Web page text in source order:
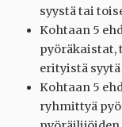
syystä tai
Kohtaan 5
pyöräkaistat,
erityistä
Kohtaan 5
ryhmittyä